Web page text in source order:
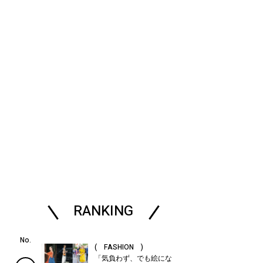
RANKING
( FASHION )
「気負わず、でも絵にな